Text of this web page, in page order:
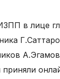
в лице